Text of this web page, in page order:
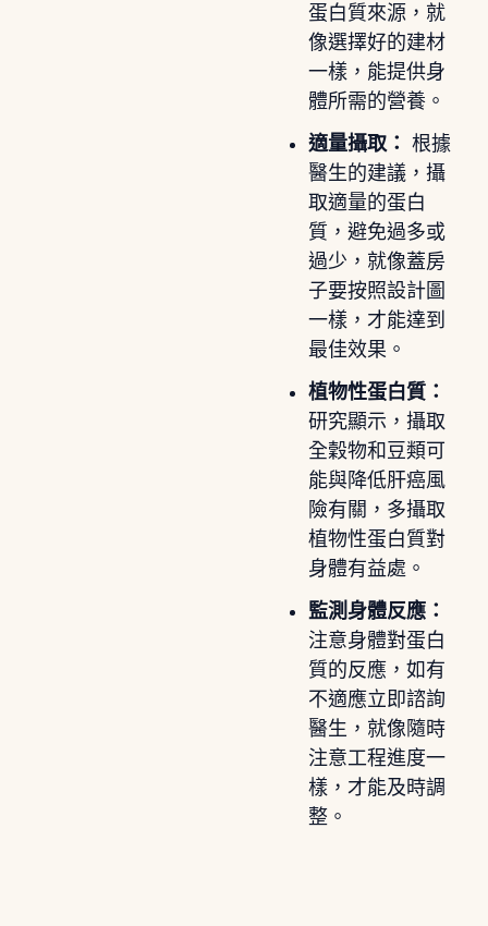
蛋白質來源，就
像選擇好的建材
一樣，能提供身
體所需的營養。
適量攝取： 根據
醫生的建議，攝
取適量的蛋白
質，避免過多或
過少，就像蓋房
子要按照設計圖
一樣，才能達到
最佳效果。
植物性蛋白質：
研究顯示，攝取
全穀物和豆類可
能與降低肝癌風
險有關，多攝取
植物性蛋白質對
身體有益處。
監測身體反應：
注意身體對蛋白
質的反應，如有
不適應立即諮詢
醫生，就像隨時
注意工程進度一
樣，才能及時調
整。